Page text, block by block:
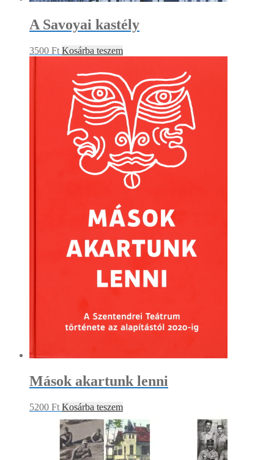
A Savoyai kastély
3500 Ft Kosárba teszem
Mások akartunk lenni
5200 Ft Kosárba teszem